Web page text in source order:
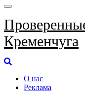
Кременчуга
О нас
Реклама